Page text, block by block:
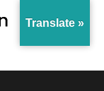
Translate »